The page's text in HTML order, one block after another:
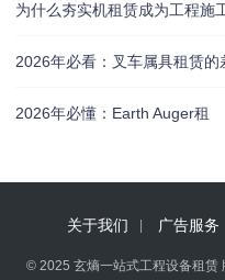
为什么夯实机租赁成为工程施
2026年必看：叉车属具租赁的
2026年必懂：Earth Auger租
关于我们 广告服务
© 2025 玄熵一站式工程设备租赁